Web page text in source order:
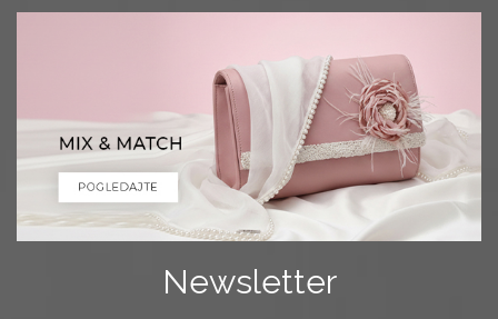
Newsletter